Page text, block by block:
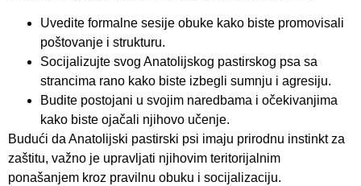
Uvedite formalne sesije obuke kako biste promovisali
poštovanje i strukturu.
Socijalizujte svog Anatolijskog pastirskog psa sa
strancima rano kako biste izbegli sumnju i agresiju.
Budite postojani u svojim naredbama i očekivanjima
kako biste ojačali njihovo učenje.
Budući da Anatolijski pastirski psi imaju prirodnu instinkt za
zaštitu, važno je upravljati njihovim teritorijalnim
ponašanjem kroz pravilnu obuku i socijalizaciju.